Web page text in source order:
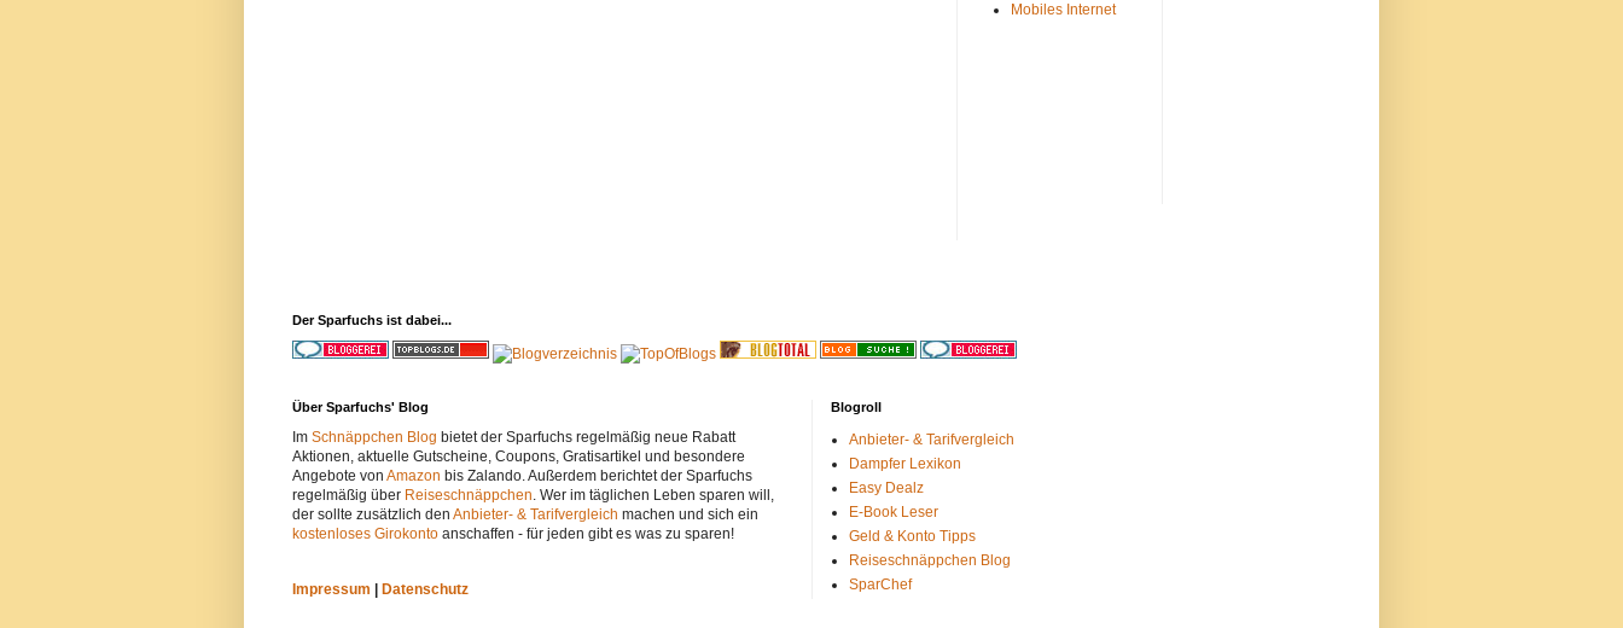
Mobiles Internet
Der Sparfuchs ist dabei...
Über Sparfuchs' Blog
Im Schnäppchen Blog bietet der Sparfuchs regelmäßig neue Rabatt
Aktionen, aktuelle Gutscheine, Coupons, Gratisartikel und besondere
Angebote von Amazon bis Zalando. Außerdem berichtet der Sparfuchs
regelmäßig über Reiseschnäppchen. Wer im täglichen Leben sparen will,
der sollte zusätzlich den Anbieter- & Tarifvergleich machen und sich ein
kostenloses Girokonto anschaffen - für jeden gibt es was zu sparen!
Impressum Datenschutz
Blogroll
Anbieter- & Tarifvergleich
Dampfer Lexikon
Easy Dealz
E-Book Leser
Geld & Konto Tipps
Reiseschnäppchen Blog
SparChef